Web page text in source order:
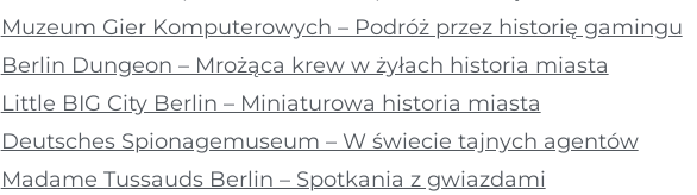
Muzeum Gier Komputerowych – Podróż przez historię gamingu
Berlin Dungeon – Mrożąca krew w żyłach historia miasta
Little BIG City Berlin – Miniaturowa historia miasta
Deutsches Spionagemuseum – W świecie tajnych agentów
Madame Tussauds Berlin – Spotkania z gwiazdami